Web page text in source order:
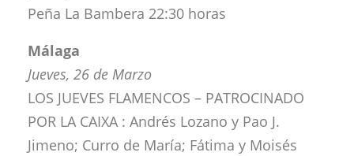
Peña La Bambera 22:30 horas
Málaga
Jueves, 26 de Marzo
LOS JUEVES FLAMENCOS – PATROCINADO
POR LA CAIXA : Andrés Lozano y Pao J.
Jimeno; Curro de María; Fátima y Moisés